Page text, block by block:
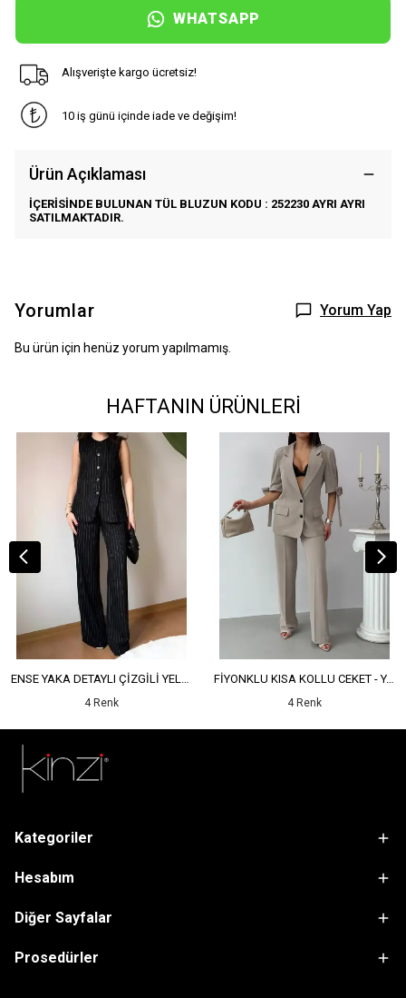
WHATSAPP
Alışverişte kargo ücretsiz!
10 iş günü içinde iade ve değişim!
Ürün Açıklaması
İÇERİSİNDE BULUNAN TÜL BLUZUN KODU : 252230 AYRI AYRI
SATILMAKTADIR.
Yorumlar Yorum Yap
Bu ürün için henüz yorum yapılmamış.
HAFTANIN ÜRÜNLERİ
ENSE YAKA DETAYLI ÇİZGİLİ YELEK - YÜKSEK BEL DETAYLI ÇİZGİLİ PANTOLON
4 Renk
FİYONKLU KISA KOLLU CEKET - YÜKSEK BEL SALAŞ PANTOLON
4 Renk
Kategoriler
Hesabım
Diğer Sayfalar
Prosedürler